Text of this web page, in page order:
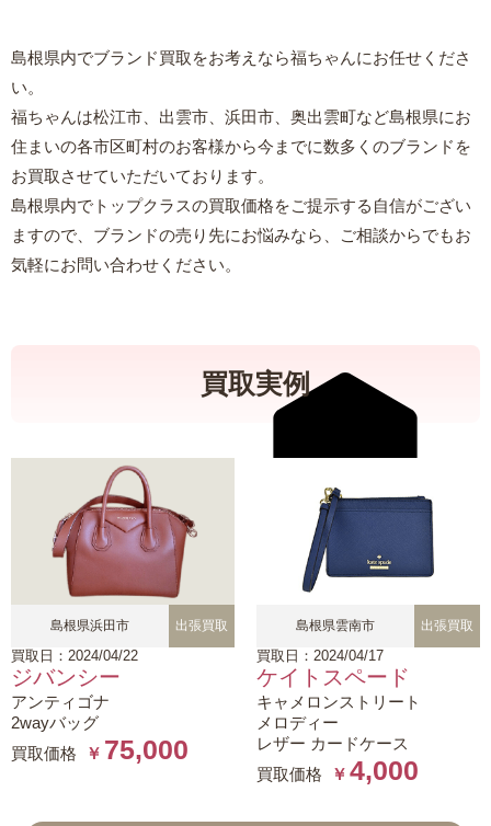
島根県内でブランド買取をお考えなら福ちゃんにお任せくださ
い。
福ちゃんは松江市、出雲市、浜田市、奥出雲町など島根県にお
住まいの各市区町村のお客様から今までに数多くのブランドを
お買取させていただいております。
島根県内でトップクラスの買取価格をご提示する自信がござい
ますので、ブランドの売り先にお悩みなら、ご相談からでもお
気軽にお問い合わせください。
買取実例
島根県浜田市 出張買取
買取日：2024/04/22
ジバンシー
アンティゴナ
2wayバッグ
買取価格
￥ 75,000
島根県雲南市 出張買取
買取日：2024/04/17
ケイトスペード
キャメロンストリート
メロディー
レザー カードケース
買取価格
￥ 4,000